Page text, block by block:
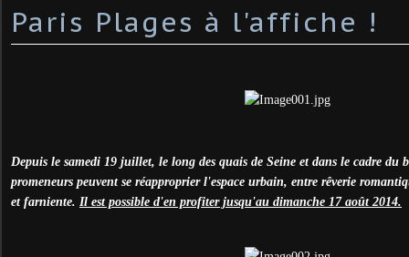
Paris Plages à l'affiche !
Depuis le samedi 19 juillet, le long des quais de Seine et dans le cadre du
promeneurs peuvent se réapproprier l'espace urbain, entre rêverie
et farniente. Il est possible d'en profiter jusqu'au dimanche 17 août 2014.